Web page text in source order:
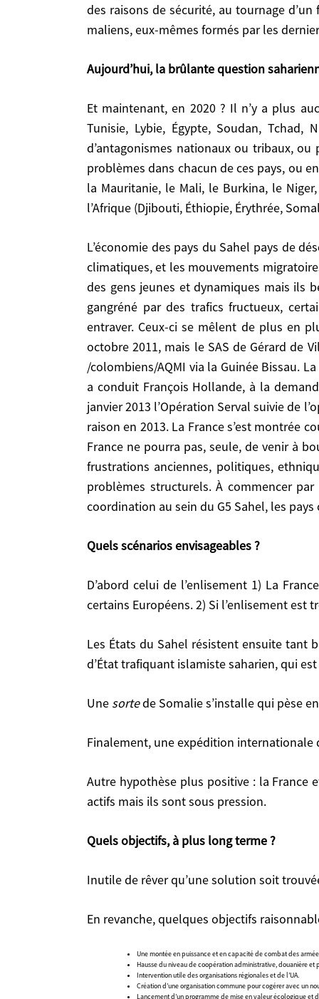
des raisons de sécurité, au tournage
maliens, eux-mêmes formés par les
Aujourd’hui, la brûlante question
Et maintenant, en 2020 ? Il n’y a plus aucun mystère saharien, mais des problèmes. Dix pays répartis sur 10 millions de km2 (Maroc, Algérie,
Tunisie, Lybie, Égypte, Soudan,
d’antagonismes nationaux ou tribaux,
problèmes dans chacun de ces pays, ou
la Mauritanie, le Mali, le Burkina, le
l’Afrique (Djibouti, Éthiopie, Érythrée,
L’économie des pays du Sahel pays de désert ou de savane, structurellement fragile, est affectée plus sévèrement qu’avant par les changements
climatiques, et les mouvements
des gens jeunes et dynamiques mais ils
gangréné par des trafics fructueux,
entraver. Ceux-ci se mêlent de plus en
octobre 2011, mais le SAS de Gérard de
/colombiens/AQMI via la Guinée Bissau.
a conduit François Hollande, à la
janvier 2013 l’Opération Serval suivie de
raison en 2013. La France s’est montrée
France ne pourra pas, seule, de venir à
frustrations anciennes, politiques,
problèmes structurels. À commencer
coordination au sein du G5 Sahel, les pays
Quels scénarios envisageables ?
D’abord celui de l’enlisement 1) La France reste, quand même, efficacement soutenue par quelques armées du G5 Sahel et, un peu plus, par
certains Européens. 2) Si l’enlisement est
Les États du Sahel résistent ensuite tant bien que mal, mais en laissant de facto la zone centrale du Sahel tomber sous le contrôle d’une sorte
d’État trafiquant islamiste saharien, qui
Une sortede Somalie s’installe qui pèse
Finalement, une expédition
Autre hypothèse plus positive : la France et les États du G5 Sahel réussissent à reprendre le contrôle. Des groupes djihadistes isolés demeurent
actifs mais ils sont sous pression.
Quels objectifs, à plus long terme ?
Inutile de rêver qu’une solution soit
En revanche, quelques objectifs
Une montée en puissance et en capacité de combat des
Hausse du niveau de coopération administrative, douanière et
Intervention utile des organisations régionales et de l’UA.
Création d’une organisation commune pour cogérer avec un
Lancement d’un programme de mise en valeur écologique
Aujourd’hui, la brûlante question saharienne
tribaux, ou par faiblesse, par incapacité, ou
entre eux: Algérie/Maroc, Lybie, Égypte/
du Nigeria, le Tchad, le nord du Cameroun,
climatiques, et les mouvements migratoires soit
jeunes et dynamiques mais ils bénéficient
plus en plus à l’activité des groupes
Villiers, paru un an avant, en 2010, « Féroce
jugée imminente et crédible, de la prise de
dirigeants maliens et africains de la région et du
et aussi l’opération Sangaris en RCA de 2013
quelle est la situation maintenant, sept ans
d’un fanatisme islamiste mobilisateur, se
qu’elle aide, ne parviennent pas à résoudre
la formation de la France, et de la coordination
Quels scénarios envisageables ?
Européens. 2) Si l’enlisement est trop durable,
trafiquant islamiste saharien, qui est endiguée
sortede Somalie s’installe qui pèse en
En revanche, quelques objectifs raisonnables
Hausse du niveau de coopération administrative, douanière et policière à la base,
Lancement d’un programme de mise en valeur écologique et de réhabilitation
Relance de la plantation de la ceinture verte subsaharienne